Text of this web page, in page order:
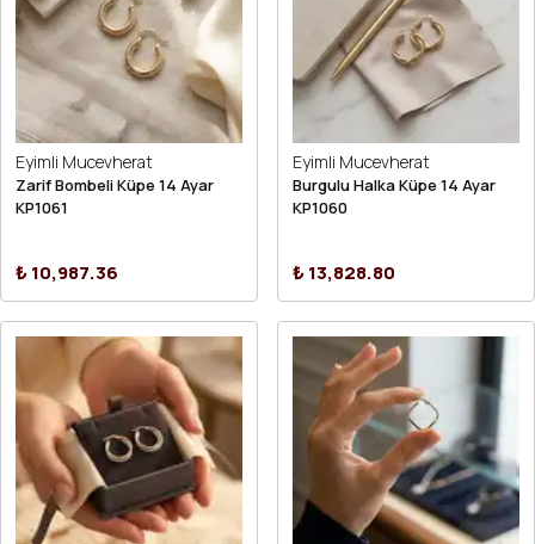
Eyimli Mucevherat
Zarif Bombeli Küpe 14 Ayar
KP1061
₺ 10,987.36
Eyimli Mucevherat
Burgulu Halka Küpe 14 Ayar
KP1060
₺ 13,828.80